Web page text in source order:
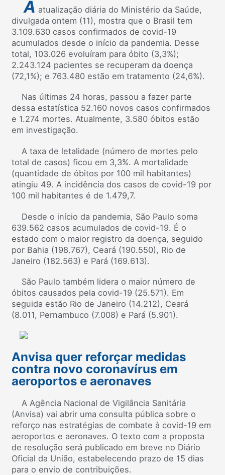
A atualização diária do Ministério da Saúde,
divulgada ontem (11), mostra que o Brasil tem
3.109.630 casos confirmados de covid-19
acumulados desde o início da pandemia. Desse
total, 103.026 evoluíram para óbito (3,3%);
2.243.124 pacientes se recuperam da doença
(72,1%); e 763.480 estão em tratamento (24,6%).
Nas últimas 24 horas, passou a fazer parte
dessa estatística 52.160 novos casos confirmados
e 1.274 mortes. Atualmente, 3.580 óbitos estão
em investigação.
A taxa de letalidade (número de mortes pelo
total de casos) ficou em 3,3%. A mortalidade
(quantidade de óbitos por 100 mil habitantes)
atingiu 49. A incidência dos casos de covid-19 por
100 mil habitantes é de 1.479,7.
Desde o início da pandemia, São Paulo soma
639.562 casos acumulados de covid-19. É o
estado com o maior registro da doença, seguido
por Bahia (198.767), Ceará (190.550), Rio de
Janeiro (182.563) e Pará (169.613).
São Paulo também lidera o maior número de
óbitos causados pela covid-19 (25.571). Em
seguida estão Rio de Janeiro (14.212), Ceará
(8.011, Pernambuco (7.008) e Pará (5.901).
Anvisa quer reforçar medidas
contra novo coronavírus em
aeroportos e aeronaves
A Agência Nacional de Vigilância Sanitária
(Anvisa) vai abrir uma consulta pública sobre o
reforço nas estratégias de combate à covid-19 em
aeroportos e aeronaves. O texto com a proposta
de resolução será publicado em breve no Diário
Oficial da União, estabelecendo prazo de 15 dias
para o envio de contribuições.